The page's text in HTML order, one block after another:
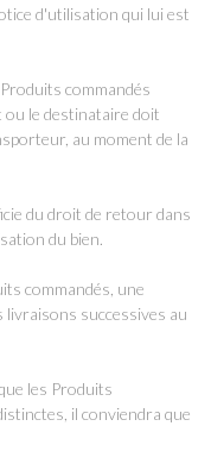
d'utilisation qui lui est
commandés
le destinataire doit
au moment de la
du droit de retour dans
du bien.
commandés, une
livraisons successives au
les Produits
il conviendra que